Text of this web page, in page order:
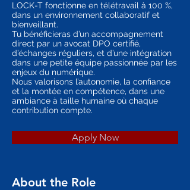
LOCK-T fonctionne en télétravail à 100 %,
dans un environnement collaboratif et
bienveillant.
Tu bénéficieras d’un accompagnement
direct par un avocat DPO certifié,
d’échanges réguliers, et d’une intégration
dans une petite équipe passionnée par les
enjeux du numérique.
Nous valorisons l’autonomie, la confiance
et la montée en compétence, dans une
ambiance à taille humaine où chaque
contribution compte.
Apply Now
About the Role